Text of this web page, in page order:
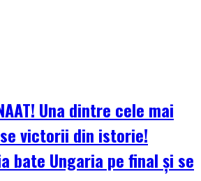
Una dintre cele mai
victorii din istorie!
bate Ungaria pe final și se